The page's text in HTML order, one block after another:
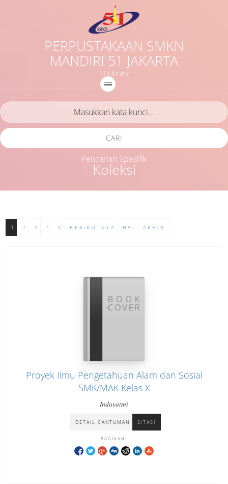
PERPUSTAKAAN SMKN
MANDIRI 51 JAKARTA
51 Library
Koleksi
CARI
Pencarian Spesifik
1 2 3 4 5 BERIKUTNYA HAL. AKHIR
Proyek Ilmu Pengetahuan Alam dan Sosial
SMK/MAK Kelas X
Indayatmi
DETAIL CANTUMAN SITASI
BAGIKAN: